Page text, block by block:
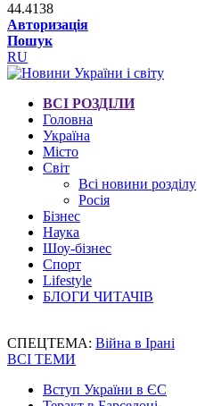
44.4138
Авторизація
Пошук
RU
ВСІ РОЗДІЛИ
Головна
Україна
Місто
Світ
Всі новини розділу
Росія
Бізнес
Наука
Шоу-бізнес
Спорт
Lifestyle
БЛОГИ ЧИТАЧІВ
СПЕЦТЕМА: Війна в Ірані
ВСІ ТЕМИ
Вступ України в ЄС